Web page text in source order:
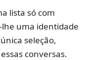
lista só com
uma identidade
seleção,
conversas.